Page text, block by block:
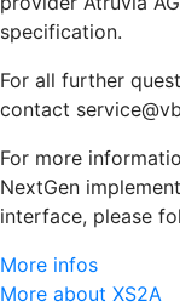
specification.
For all further
contact
For more
NextGen
interface, please
More infos
More about XS2A